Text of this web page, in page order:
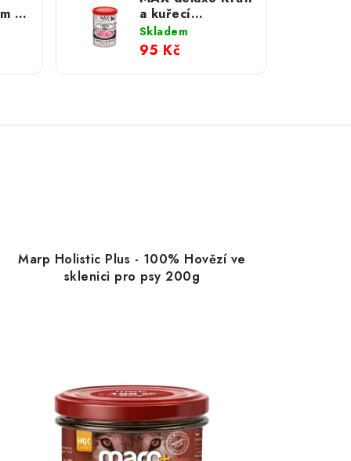
x
a kuřecí
Skladem
95 Kč
Marp Holistic Plus - 100% Hovězí ve
sklenici pro psy 200g